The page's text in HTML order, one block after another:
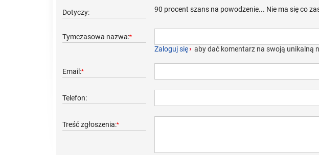
Dotyczy: 90 procent szans na powodzenie... Nie ma się co
Tymczasowa nazwa:*
Zaloguj się› aby dać komentarz na swoją unikalną
Email:*
Telefon:
Treść zgłoszenia:*